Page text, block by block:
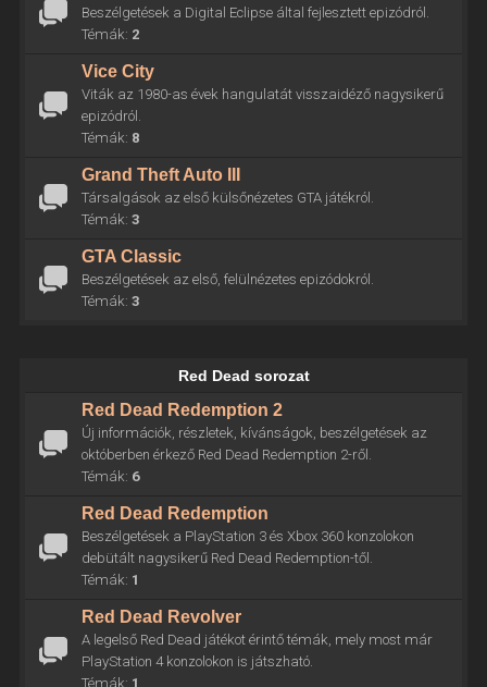
Beszélgetések a Digital Eclipse által fejlesztett epizódról.
Témák: 2
Vice City
Viták az 1980-as évek hangulatát visszaidéző nagysikerű
epizódról.
Témák: 8
Grand Theft Auto III
Társalgások az első külsőnézetes GTA játékról.
Témák: 3
GTA Classic
Beszélgetések az első, felülnézetes epizódokról.
Témák: 3
Red Dead sorozat
Red Dead Redemption 2
Új információk, részletek, kívánságok, beszélgetések az
októberben érkező Red Dead Redemption 2-ről.
Témák: 6
Red Dead Redemption
Beszélgetések a PlayStation 3 és Xbox 360 konzolokon
debütált nagysikerű Red Dead Redemption-től.
Témák: 1
Red Dead Revolver
A legelső Red Dead játékot érintő témák, mely most már
PlayStation 4 konzolokon is játszható.
Témák: 1